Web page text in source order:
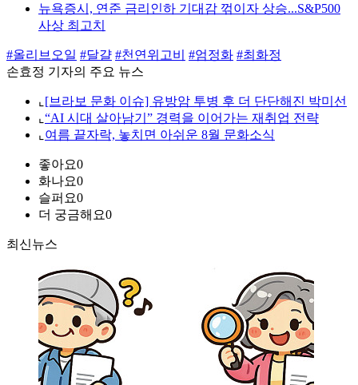
뉴욕증시, 연준 금리인하 기대감 꺾이자 상승...S&P500
사상 최고치
#올리브오일 #달걀 #천연위고비 #엄정화 #최화정
손효정 기자의 주요 뉴스
⌞ [브라보 문화 이슈] 유방암 투병 후 더 단단해진 박미선
⌞ “AI 시대 살아남기” 경력을 이어가는 재취업 전략
⌞ 여름 끝자락, 놓치면 아쉬운 8월 문화소식
좋아요0
화나요0
슬퍼요0
더 궁금해요0
최신뉴스